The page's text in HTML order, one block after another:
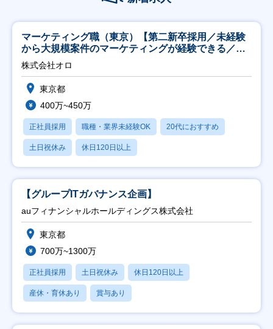
マーケティング職（東京）【第二新卒採用／未経験
から大規模案件のマーケティングが経験できる／研
修充実】
株式会社オロ
東京都
400万~450万
正社員採用 職種・業界未経験OK 20代におすすめ
土日祝休み 休日120日以上
【グループITガバナンス企画】
auフィナンシャルホールディングス株式会社
東京都
700万~1300万
正社員採用 土日祝休み 休日120日以上
産休・育休あり 賞与あり